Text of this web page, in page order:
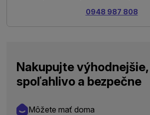
0948 987 808
Nakupujte výhodnejšie,
spoľahlivo a bezpečne
Môžete mať doma